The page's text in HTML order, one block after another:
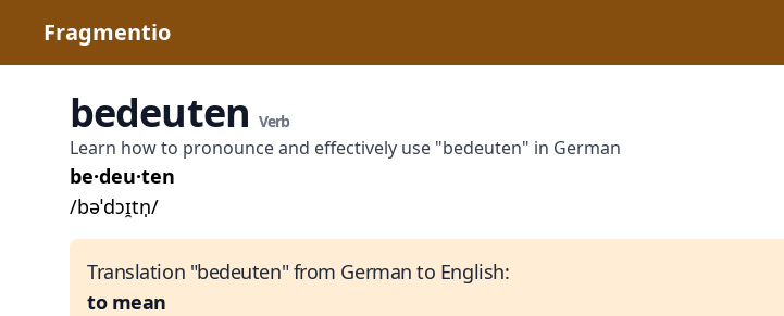
Fragmentio
bedeuten Verb
Learn how to pronounce and effectively use "bedeuten" in German
be·deu·ten
/bəˈdɔɪ̯tn̩/
Translation "bedeuten" from German to English:
to mean